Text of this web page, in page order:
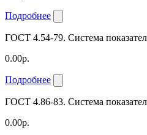
Подробнее
ГОСТ 4.54-79. Система
0.00р.
Подробнее
ГОСТ 4.86-83. Система
0.00р.